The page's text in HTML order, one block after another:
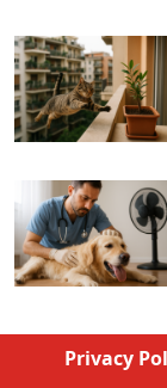
Privacy